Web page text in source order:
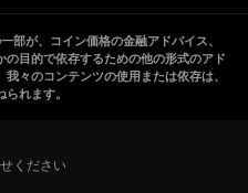
部が、コイン価格の金融アドバイス、
目的で依存するための他の形式のアド
々のコンテンツの使用または依存は、
れます。
ください